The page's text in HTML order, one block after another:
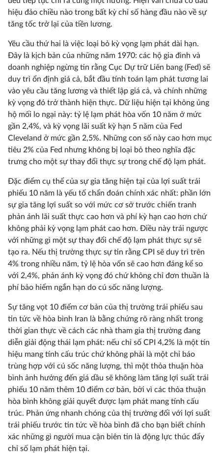
hiệu đảo chiều nào trong bất kỳ chỉ số hàng đầu nào về sự
tăng tốc trở lại của tiền lương.
Yêu cầu thứ hai là việc loại bỏ kỳ vọng lạm phát dài hạn.
Đây là kịch bản của những năm 1970: các hộ gia đình và
doanh nghiệp ngừng tin rằng Cục Dự trữ Liên bang (Fed) sẽ
duy trì ổn định giá cả, bắt đầu tính toán lạm phát tương lai
vào yêu cầu tăng lương và thiết lập giá cả, và chính những
kỳ vọng đó trở thành hiện thực. Dữ liệu hiện tại không ủng
hộ mối lo ngại này: tỷ lệ lạm phát hòa vốn 10 năm ở mức
gần 2,4%, và kỳ vọng lãi suất kỳ hạn 5 năm của Fed
Cleveland ở mức gần 2,5%. Những con số này cao hơn mục
tiêu 2% của Fed nhưng không bị loại bỏ theo nghĩa đặc
trưng cho một sự thay đổi thực sự trong chế độ lạm phát.
Đặc điểm cụ thể của sự gia tăng hiện tại của lợi suất trái
phiếu 10 năm là yếu tố chẩn đoán chính xác nhất: phần lớn
sự gia tăng lợi suất so với mức cơ sở trước chiến tranh
phản ánh lãi suất thực cao hơn và phí kỳ hạn cao hơn chứ
không phải kỳ vọng lạm phát cao hơn. Điều này trái ngược
với những gì một sự thay đổi chế độ lạm phát thực sự sẽ
tạo ra. Nếu thị trường thực sự tin rằng CPI sẽ duy trì trên
4% trong nhiều năm, tỷ lệ hòa vốn sẽ cao hơn đáng kể so
với 2,4%, phản ánh kỳ vọng đó chứ không chỉ đơn thuần là
phí bảo hiểm ngắn hạn do cú sốc năng lượng.
Sự tăng vọt 10 điểm cơ bản của thị trường trái phiếu sau
tin tức về hòa bình Iran là bằng chứng rõ ràng nhất trong
thời gian thực về cách các nhà tham gia thị trường đang
diễn giải động thái lạm phát: nếu chỉ số CPI 4,2% là một tín
hiệu mang tính cấu trúc chứ không phải là một chỉ báo
trùng hợp với cú sốc năng lượng, thì một thỏa thuận hòa
bình ảnh hưởng đến giá dầu sẽ không làm tăng lợi suất trái
phiếu 10 năm thêm 10 điểm cơ bản, bởi vì các thỏa thuận
hòa bình không giải quyết được lạm phát mang tính cấu
trúc. Phản ứng nhanh chóng của thị trường đối với lợi suất
trái phiếu trước tin tức về hòa bình đã cho bạn biết chính
xác những gì người mua cận biên tin là động lực thúc đẩy
chỉ số lạm phát hiện tại.